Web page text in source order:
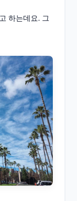
하는데요. 그